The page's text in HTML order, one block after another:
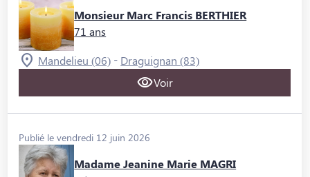
Monsieur Marc Francis BERTHIER
71 ans
Mandelieu (06) - Draguignan (83)
Voir
Publié le vendredi 12 juin 2026
Madame Jeanine Marie MAGRI